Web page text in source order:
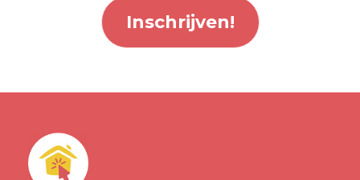
Inschrijven!